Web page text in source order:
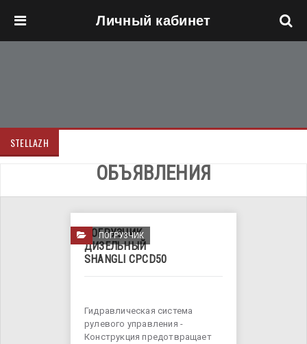
Личный кабинет
STELLAZH
ОБЪЯВЛЕНИЯ
ПОГРУЗЧИК
ПОГРУЗЧИК
ДИЗЕЛЬНЫЙ
SHANGLI CPCD50
Гидравлическая система
рулевого управления -
Конструкция предотвращает